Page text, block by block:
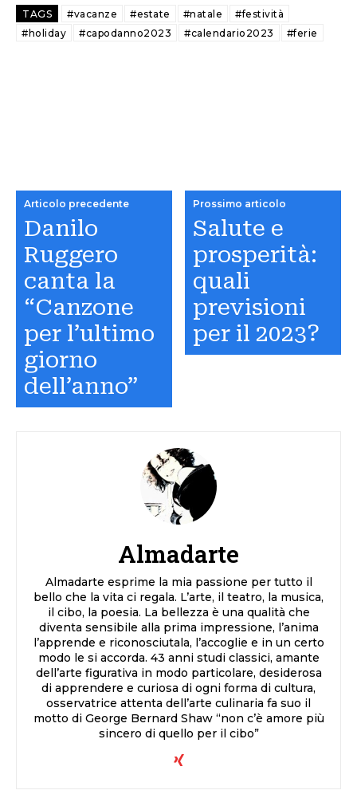
TAGS #vacanze #estate #natale
#festività
#holiday
#capodanno2023 #calendario2023 #ferie
Articolo precedente
Danilo
Ruggero
canta la
“Canzone
per l’ultimo
giorno
dell’anno”
Prossimo articolo
Salute e
prosperità:
quali
previsioni
per il 2023?
Almadarte
Almadarte esprime la mia passione per tutto il
bello che la vita ci regala. L’arte, il teatro, la musica,
il cibo, la poesia. La bellezza è una qualità che
diventa sensibile alla prima impressione, l’anima
l’apprende e riconosciutala, l’accoglie e in un certo
modo le si accorda. 43 anni studi classici, amante
dell’arte figurativa in modo particolare, desiderosa
di apprendere e curiosa di ogni forma di cultura,
osservatrice attenta dell’arte culinaria fa suo il
motto di George Bernard Shaw “non c’è amore più
sincero di quello per il cibo”